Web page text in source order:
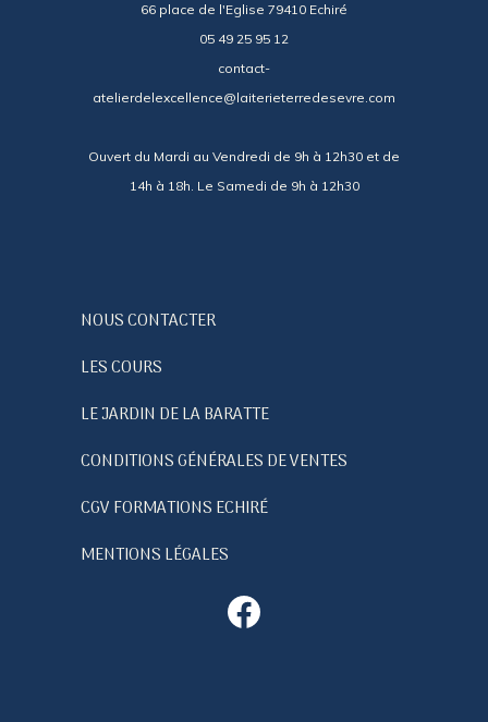
66 place de l'Eglise 79410 Echiré
05 49 25 95 12
contact-
atelierdelexcellence@laiterieterredesevre.com
Ouvert du Mardi au Vendredi de 9h à 12h30 et de
14h à 18h. Le Samedi de 9h à 12h30
NOUS CONTACTER
LES COURS
LE JARDIN DE LA BARATTE
CONDITIONS GÉNÉRALES DE VENTES
CGV FORMATIONS ECHIRÉ
MENTIONS LÉGALES
Facebook